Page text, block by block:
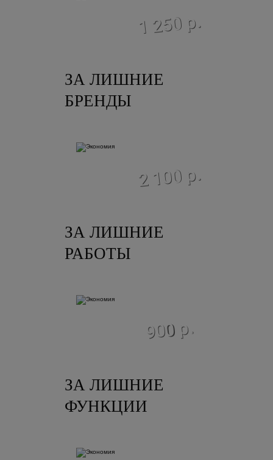
1 250 р.
ЗА ЛИШНИЕ
БРЕНДЫ
2 100 р.
ЗА ЛИШНИЕ
РАБОТЫ
900 р.
ЗА ЛИШНИЕ
ФУНКЦИИ